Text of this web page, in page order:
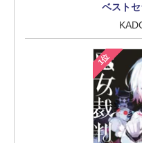
ベスト
1位